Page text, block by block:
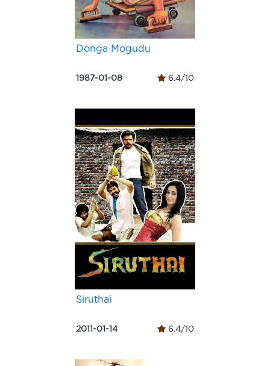
Donga Mogudu
1987-01-08 6.4/10
Siruthai
2011-01-14 6.4/10